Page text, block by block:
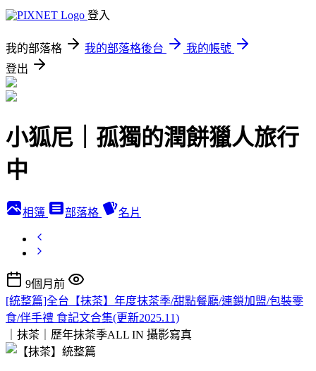
登入
我的部落格 我的部落格後台
我的帳號
登出
小狐尼｜孤獨的潤餅獵人旅行
中
相簿 部落格 名片
9個月前
[統整篇]全台【抹茶】年度抹茶季/甜點餐廳/連鎖加盟/包裝零
食/伴手禮 食記文合集(更新2025.11)
｜抹茶｜歷年抹茶季ALL IN 攝影寫真